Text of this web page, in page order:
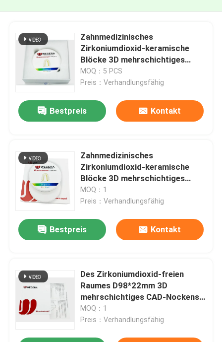
Zahnmedizinisches
Zirkoniumdioxid-keramische
Blöcke 3D mehrschichtiges
Pro43% - 57% CAD-Nockens
lichtdurchlässig
MOQ：5 PCS
Preis：Verhandlungsfähig
Bestpreis Kontakt
Zahnmedizinisches
Zirkoniumdioxid-keramische
Blöcke 3D mehrschichtiges
Pro43% - 57% CAD-Nockens
lichtdurchlässig
MOQ：1
Preis：Verhandlungsfähig
Bestpreis Kontakt
Des Zirkoniumdioxid-freien
Raumes D98*22mm 3D
mehrschichtiges CAD-Nockens
zahnmedizinisches
Zirkoniumdioxid-keramische
MOQ：1
Preis：Verhandlungsfähig